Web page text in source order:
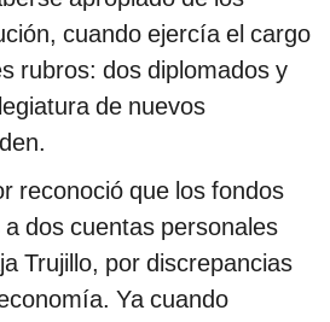
cuando ejercía el cargo
rubros: dos diplomados y
de nuevos
reconoció que los fondos
dos cuentas personales
Trujillo, por discrepancias
Ya cuando